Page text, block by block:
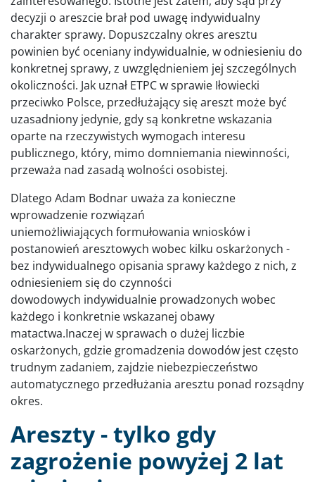
decyzji o areszcie brał pod uwagę indywidualny
charakter sprawy. Dopuszczalny okres aresztu
powinien być oceniany indywidualnie, w odniesieniu do
konkretnej sprawy, z uwzględnieniem jej szczególnych
okoliczności. Jak uznał ETPC w sprawie Iłowiecki
przeciwko Polsce, przedłużający się areszt może być
uzasadniony jedynie, gdy są konkretne wskazania
oparte na rzeczywistych wymogach interesu
publicznego, który, mimo domniemania niewinności,
przeważa nad zasadą wolności osobistej.
Dlatego Adam Bodnar uważa za konieczne
wprowadzenie rozwiązań
uniemożliwiających formułowania wniosków i
postanowień aresztowych wobec kilku oskarżonych -
bez indywidualnego opisania sprawy każdego z nich, z
odniesieniem się do czynności
dowodowych indywidualnie prowadzonych wobec
każdego i konkretnie wskazanej obawy
matactwa.Inaczej w sprawach o dużej liczbie
oskarżonych, gdzie gromadzenia dowodów jest często
trudnym zadaniem, zajdzie niebezpieczeństwo
automatycznego przedłużania aresztu ponad rozsądny
okres.
Areszty - tylko gdy
zagrożenie powyżej 2 lat